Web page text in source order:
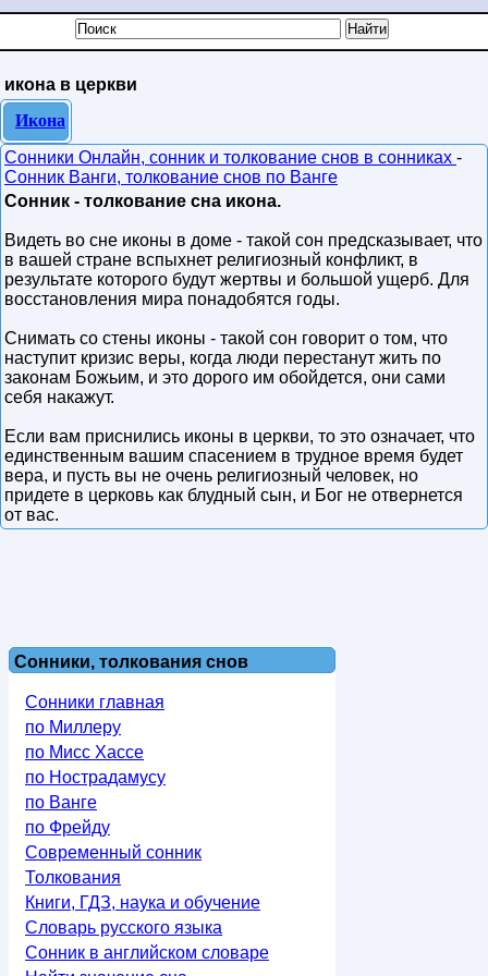
икона в церкви
Икона
Сонники Онлайн, сонник и толкование снов в сонниках -
Сонник Ванги, толкование снов по Ванге
Сонник - толкование сна икона.
Видеть во сне иконы в доме - такой сон предсказывает, что
в вашей стране вспыхнет религиозный конфликт, в
результате которого будут жертвы и большой ущерб. Для
восстановления мира понадобятся годы.
Снимать со стены иконы - такой сон говорит о том, что
наступит кризис веры, когда люди перестанут жить по
законам Божьим, и это дорого им обойдется, они сами
себя накажут.
Если вам приснились иконы в церкви, то это означает, что
единственным вашим спасением в трудное время будет
вера, и пусть вы не очень религиозный человек, но
придете в церковь как блудный сын, и Бог не отвернется
от вас.
Сонники, толкования снов
Сонники главная
по Миллеру
по Мисс Хассе
по Нострадамусу
по Ванге
по Фрейду
Современный сонник
Толкования
Книги, ГДЗ, наука и обучение
Словарь русского языка
Сонник в английском словаре